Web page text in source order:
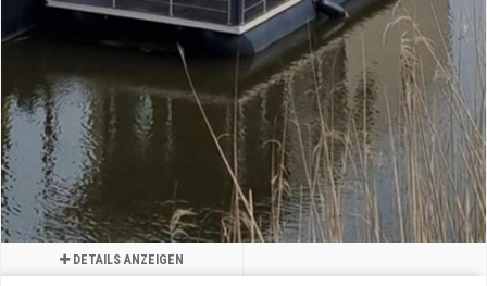
DETAILS ANZEIGEN